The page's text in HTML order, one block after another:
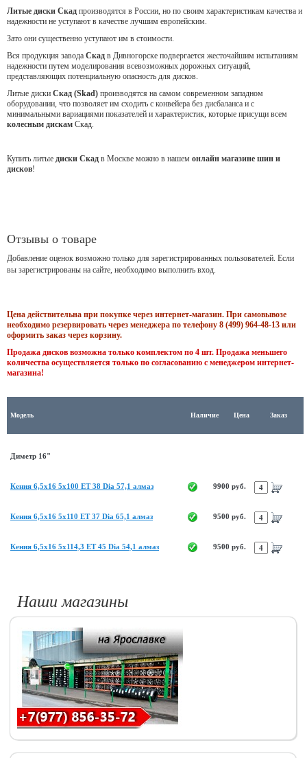
Литые диски Скад производятся в России, но по своим характеристикам качества и
надежности не уступают в качестве лучшим европейским.
Зато они существенно уступают им в стоимости.
Вся продукция завода Скад в Дивногорске подвергается жесточайшим испытаниям
надежности путем моделирования всевозможных дорожных ситуаций,
представляющих потенциальную опасность для дисков.
Литые диски Скад (Skad) производятся на самом современном западном
оборудовании, что позволяет им сходить с конвейера без дисбаланса и с
минимальными вариациями показателей и характеристик, которые присущи всем
колесным дискам Скад.
Купить литые диски Скад в Москве можно в нашем онлайн магазине шин и
дисков!
Отзывы о товаре
Добавление оценок возможно только для зарегистрированных пользователей. Если
вы зарегистрированы на сайте, необходимо выполнить вход.
Цена действительна при покупке через интернет-магазин. При самовывозе
необходимо резервировать через менеджера по телефону 8 (499) 964-48-13 или
оформить заказ через корзину.
Продажа дисков возможна только комплектом по 4 шт. Продажа меньшего
количества осуществляется только по согласованию с менеджером интернет-
магазина!
Модель Наличие Цена Заказ
Диметр 16"
Кения 6,5x16 5x100 ET 38 Dia 57,1 алмаз 9900 руб.
Кения 6,5x16 5x110 ET 37 Dia 65,1 алмаз 9500 руб.
Кения 6,5x16 5x114,3 ET 45 Dia 54,1 алмаз 9500 руб.
Наши магазины